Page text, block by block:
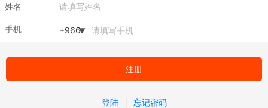
姓名
手机 ▼
注册
登陆 忘记密码